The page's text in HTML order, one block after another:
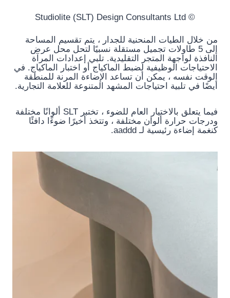
© Studiolite (SLT) Design Consultants Ltd
من خلال الطيات المنحنية للجدار ، يتم تقسيم المساحة
إلى 5 طاولات تجميل مستقلة نسبيًا لتحل محل عرض
النافذة لواجهة المتجر التقليدية. تلبي إعدادات المرآة
الاحتياجات الوظيفية لضبط الماكياج أو اختبار الماكياج. في
الوقت نفسه ، يمكن أن تساعد الإضاءة المرنة للمنطقة
أيضًا في تلبية احتياجات المشهد المتنوعة للعلامة التجارية.
فيما يتعلق بالاختيار العام للضوء ، تختبر SLT ألوانًا مختلفة
ودرجات حرارة ألوان مختلفة ، وتتخذ أخيرًا ضوءًا دافئًا
كنغمة إضاءة رئيسية لـ aaddd.